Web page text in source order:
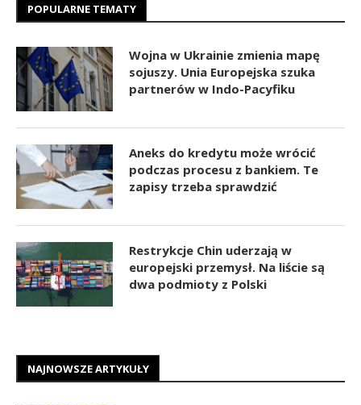
POPULARNE TEMATY
Wojna w Ukrainie zmienia mapę
sojuszy. Unia Europejska szuka
partnerów w Indo-Pacyfiku
Aneks do kredytu może wrócić
podczas procesu z bankiem. Te
zapisy trzeba sprawdzić
Restrykcje Chin uderzają w
europejski przemysł. Na liście są
dwa podmioty z Polski
NAJNOWSZE ARTYKUŁY